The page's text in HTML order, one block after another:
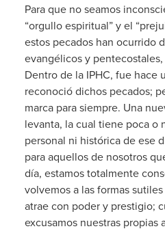
Para que no seamos
“orgullo espiritual” y el
estos pecados han ocurrido
evangélicos y
Dentro de la IPHC, fue hace
reconoció dichos pecados;
marca para siempre. Una
levanta, la cual tiene poca o
personal ni histórica de ese
para aquellos de nosotros
día, estamos totalmente
volvemos a las formas
atrae con poder y prestigio;
excusamos nuestras